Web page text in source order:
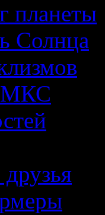
планеты
Солнца
МКС